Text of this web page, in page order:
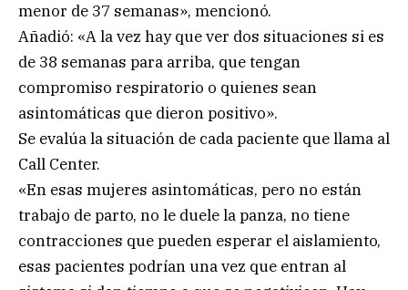
menor de 37 semanas», mencionó.
Añadió: «A la vez hay que ver dos situaciones si es
de 38 semanas para arriba, que tengan
compromiso respiratorio o quienes sean
asintomáticas que dieron positivo».
Se evalúa la situación de cada paciente que llama al
Call Center.
«En esas mujeres asintomáticas, pero no están
trabajo de parto, no le duele la panza, no tiene
contracciones que pueden esperar el aislamiento,
esas pacientes podrían una vez que entran al